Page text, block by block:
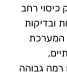
כיסוי רחב
ובדיקות
המערכת
רמה גבוהה